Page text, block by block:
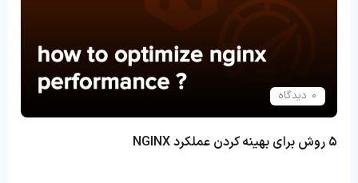
0 دیدگاه
۵ روش برای بهینه کردن عملکرد NGINX